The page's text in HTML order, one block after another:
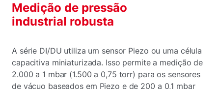
Medição de pressão
industrial robusta
A série DI/DU utiliza um sensor Piezo ou uma célula
capacitiva miniaturizada. Isso permite a medição de
2.000 a 1 mbar (1.500 a 0,75 torr) para os sensores
de vácuo baseados em Piezo e de 200 a 0,1 mbar